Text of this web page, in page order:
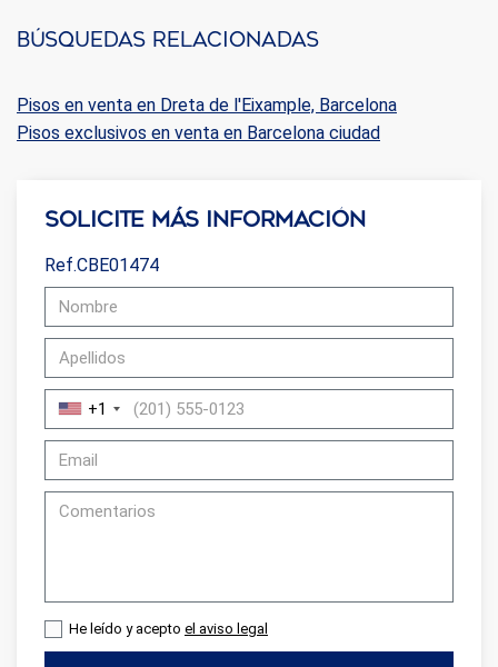
Búsquedas relacionadas
Pisos en venta en Dreta de l'Eixample, Barcelona
Pisos exclusivos en venta en Barcelona ciudad
Solicite más información
Ref.CBE01474
+1
He leído y acepto el aviso legal